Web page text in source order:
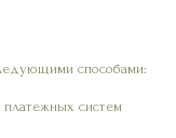
способами:
систем